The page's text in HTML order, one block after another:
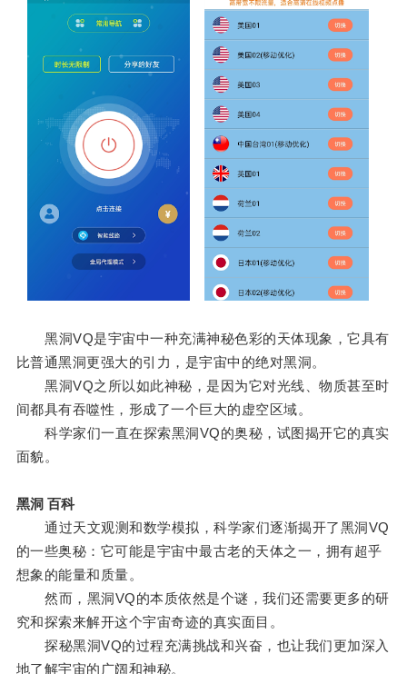
黑洞VQ是宇宙中一种充满神秘色彩的天体现象，它具有
比普通黑洞更强大的引力，是宇宙中的绝对黑洞。
黑洞VQ之所以如此神秘，是因为它对光线、物质甚至时
间都具有吞噬性，形成了一个巨大的虚空区域。
科学家们一直在探索黑洞VQ的奥秘，试图揭开它的真实
面貌。
黑洞 百科
通过天文观测和数学模拟，科学家们逐渐揭开了黑洞VQ
的一些奥秘：它可能是宇宙中最古老的天体之一，拥有超乎
想象的能量和质量。
然而，黑洞VQ的本质依然是个谜，我们还需要更多的研
究和探索来解开这个宇宙奇迹的真实面目。
探秘黑洞VQ的过程充满挑战和兴奋，也让我们更加深入
地了解宇宙的广阔和神秘。